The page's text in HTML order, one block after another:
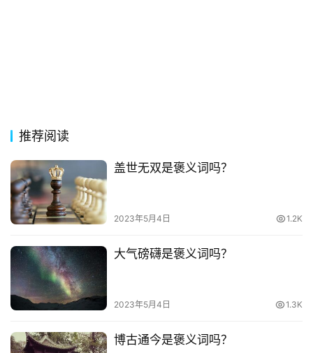
今
诗
词
常
用
词
网
络
词
登录 注册
推荐阅读
盖世无双是褒义词吗？
2023年5月4日 1.2K
大气磅礴是褒义词吗？
2023年5月4日 1.3K
博古通今是褒义词吗？